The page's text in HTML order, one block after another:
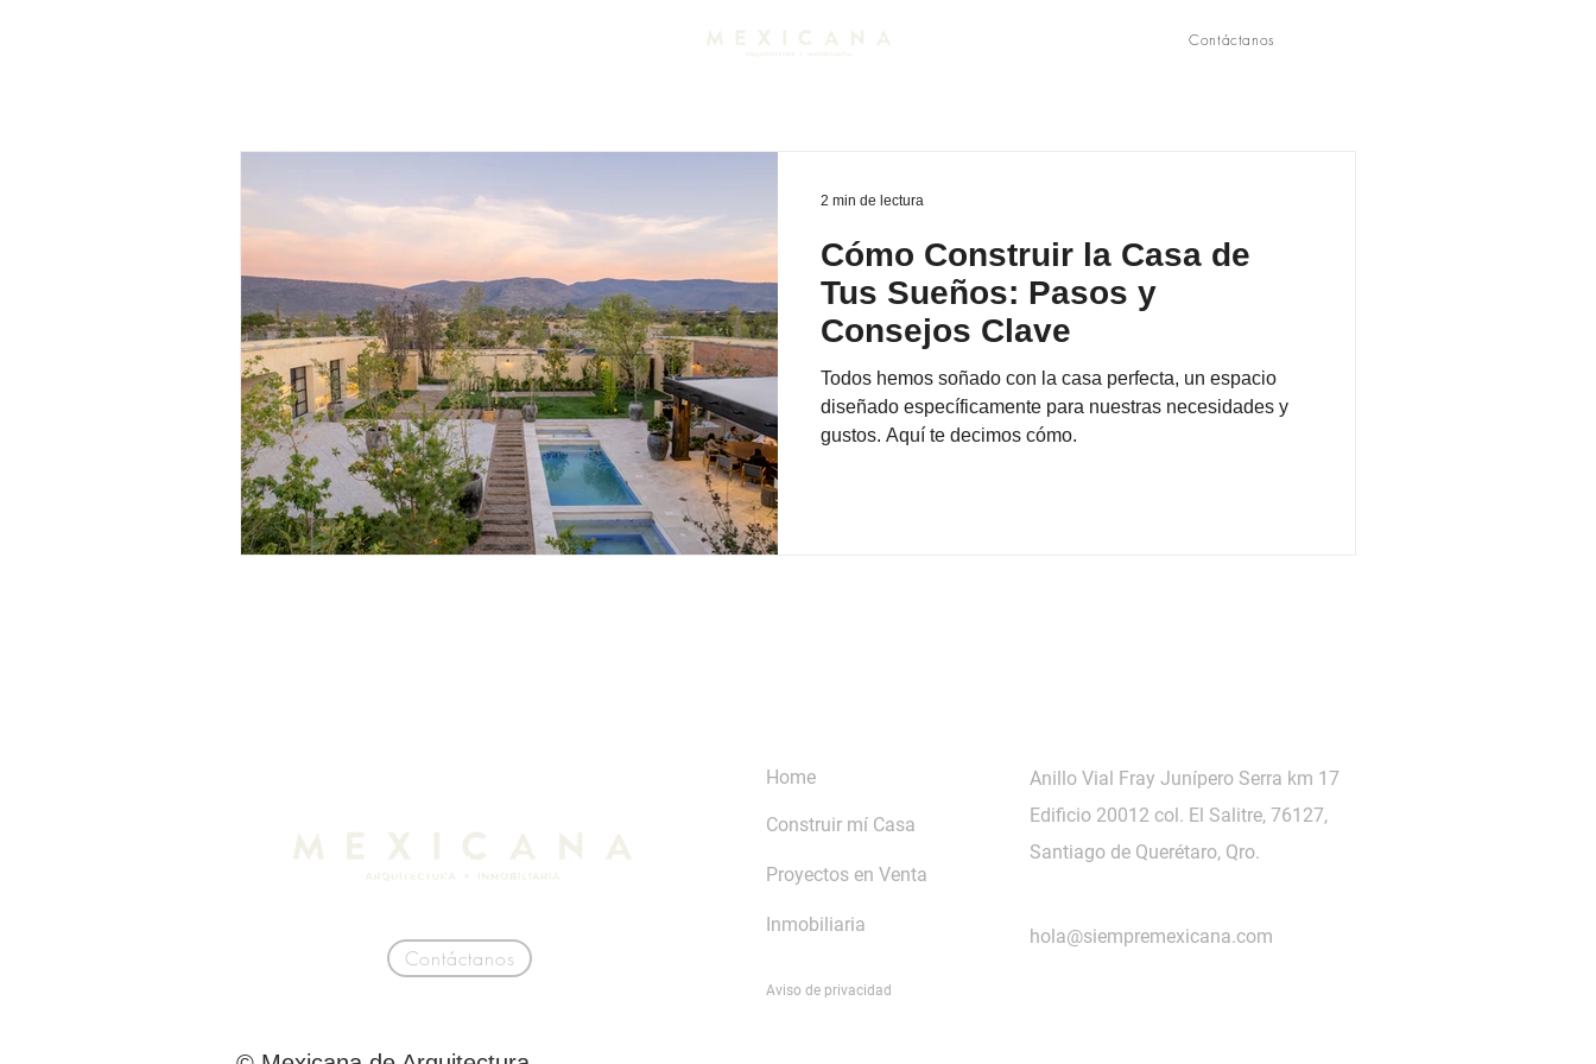
Contáctanos
Cómo Construir la Casa de
Tus Sueños: Pasos y
Consejos Clave
Todos hemos soñado con la casa perfecta, un espacio
diseñado específicamente para nuestras necesidades y
gustos. Aquí te decimos cómo.
2 min de lectura
Contáctanos
Home
Construir mí Casa
Proyectos en Venta
Inmobiliaria
Aviso de privacidad
Anillo Vial Fray Junípero Serra km 17
Edificio 20012 col. El Salitre, 76127,
Santiago de Querétaro, Qro.
hola@siempremexicana.com